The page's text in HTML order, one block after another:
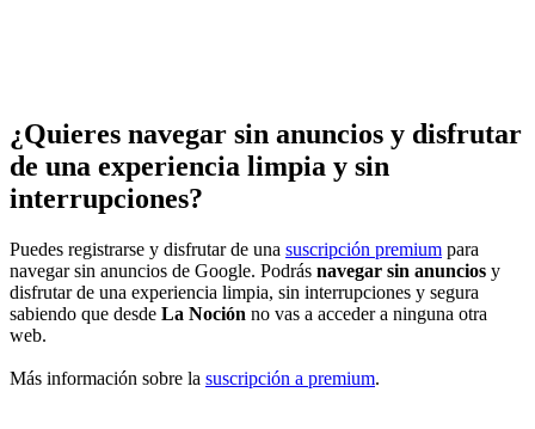
¿Quieres navegar sin anuncios y disfrutar
de una experiencia limpia y sin
interrupciones?
Puedes registrarse y disfrutar de una suscripción premium para
navegar sin anuncios de Google. Podrás navegar sin anuncios y
disfrutar de una experiencia limpia, sin interrupciones y segura
sabiendo que desde La Noción no vas a acceder a ninguna otra
web.
Más información sobre la suscripción a premium.